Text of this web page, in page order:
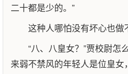
二十都是少的。”
这种人哪怕没有坏心也做
“八、八皇女？”贾校尉怎
来弱不禁风的年轻人是位皇女